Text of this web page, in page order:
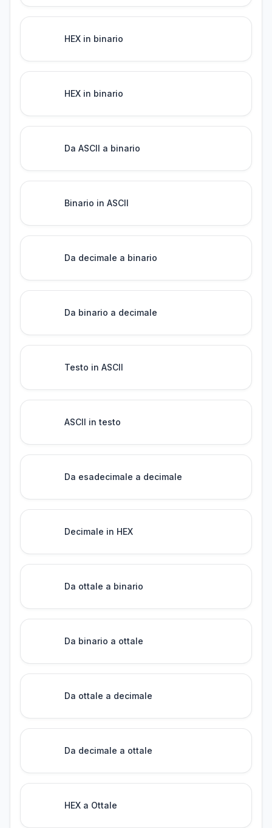
HEX in binario
HEX in binario
Da ASCII a binario
Binario in ASCII
Da decimale a binario
Da binario a decimale
Testo in ASCII
ASCII in testo
Da esadecimale a decimale
Decimale in HEX
Da ottale a binario
Da binario a ottale
Da ottale a decimale
Da decimale a ottale
HEX a Ottale